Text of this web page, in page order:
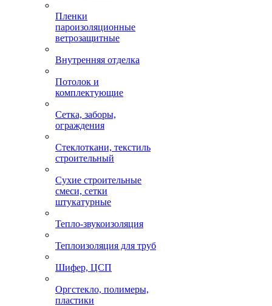
Пленки
пароизоляционные
ветрозащитные
Внутренняя отделка
Потолок и
комплектующие
Сетка, заборы,
ограждения
Стеклоткани, текстиль
строительный
Сухие строительные
смеси, сетки
штукатурные
Тепло-звукоизоляция
Теплоизоляция для труб
Шифер, ЦСП
Оргстекло, полимеры,
пластики